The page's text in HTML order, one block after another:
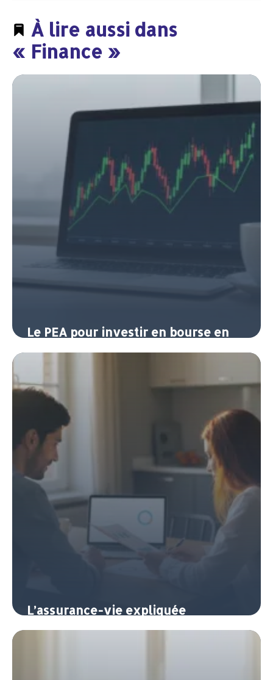
À lire aussi dans
« Finance »
Le PEA pour investir en bourse en
franchise d’impôt
L’assurance-vie expliquée
simplement : le couteau suisse de